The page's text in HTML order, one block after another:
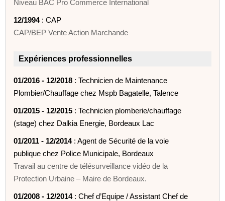
Niveau BAC Pro Commerce International
12/1994: CAP
CAP/BEP Vente Action Marchande
Expériences professionnelles
01/2016 - 12/2018 : Technicien de Maintenance
Plombier/Chauffage chez Mspb Bagatelle, Talence
01/2015 - 12/2015 : Technicien plomberie/chauffage
(stage) chez Dalkia Energie, Bordeaux Lac
01/2011 - 12/2014: Agent de Sécurité de la voie
publique chez Police Municipale, Bordeaux
Travail au centre de télésurveillance vidéo de la
Protection Urbaine – Maire de Bordeaux.
01/2008 - 12/2014: Chef d’Equipe / Assistant Chef de